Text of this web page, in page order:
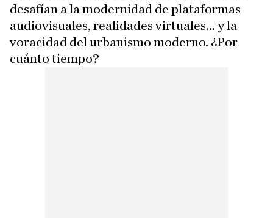
desafían a la modernidad de plataformas
audiovisuales, realidades virtuales... y la
voracidad del urbanismo moderno. ¿Por
cuánto tiempo?